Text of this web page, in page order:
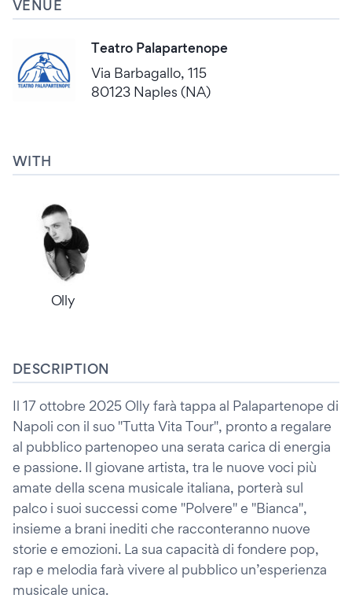
VENUE
Teatro Palapartenope
Via Barbagallo, 115
80123 Naples (NA)
WITH
Olly
DESCRIPTION
Il 17 ottobre 2025 Olly farà tappa al Palapartenope di
Napoli con il suo "Tutta Vita Tour", pronto a regalare
al pubblico partenopeo una serata carica di energia
e passione. Il giovane artista, tra le nuove voci più
amate della scena musicale italiana, porterà sul
palco i suoi successi come "Polvere" e "Bianca",
insieme a brani inediti che racconteranno nuove
storie e emozioni. La sua capacità di fondere pop,
rap e melodia farà vivere al pubblico un’esperienza
musicale unica.